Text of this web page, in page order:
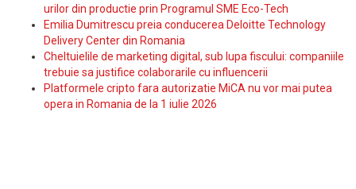
urilor din productie prin Programul SME Eco-Tech
Emilia Dumitrescu preia conducerea Deloitte Technology
Delivery Center din Romania
Cheltuielile de marketing digital, sub lupa fiscului: companiile
trebuie sa justifice colaborarile cu influencerii
Platformele cripto fara autorizatie MiCA nu vor mai putea
opera in Romania de la 1 iulie 2026